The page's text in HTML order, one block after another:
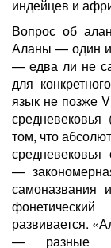
индейцев и
Вопрос об
Аланы — один
—едва ли не
для
язык не позже
том, что
—
самоназвания
развивается.
— разные